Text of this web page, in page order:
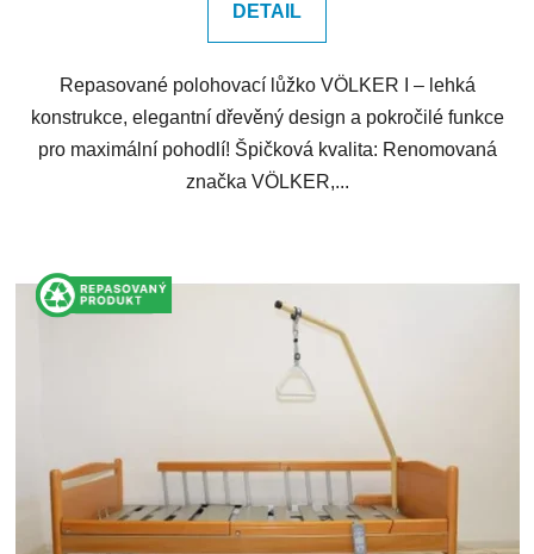
DETAIL
Repasované polohovací lůžko VÖLKER I – lehká
konstrukce, elegantní dřevěný design a pokročilé funkce
pro maximální pohodlí! Špičková kvalita: Renomovaná
značka VÖLKER,...